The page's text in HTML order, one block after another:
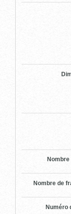
Nombre de
Numéro